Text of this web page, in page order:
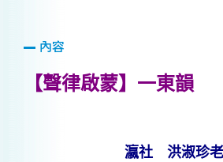
內容
【聲律啟蒙】一東韻
瀛社 洪淑珍